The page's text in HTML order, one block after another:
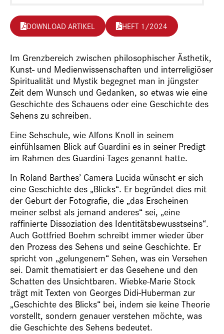
DOWNLOAD ARTIKEL HEFT 1/2024
Im Grenzbereich zwischen philosophischer Ästhetik,
Kunst- und Medienwissenschaften und interreligiöser
Spiritualität und Mystik begegnet man in jüngster
Zeit dem Wunsch und Gedanken, so etwas wie eine
Geschichte des Schauens oder eine Geschichte des
Sehens zu schreiben.
Eine Sehschule, wie Alfons Knoll in seinem
einfühlsamen Blick auf Guardini es in seiner Predigt
im Rahmen des Guardini-Tages genannt hatte.
In Roland Barthes’ Camera Lucida wünscht er sich
eine Geschichte des „Blicks“. Er begründet dies mit
der Geburt der Fotografie, die „das Erscheinen
meiner selbst als jemand anderes“ sei, „eine
raffinierte Dissoziation des Identitätsbewusstseins“.
Auch Gottfried Boehm schreibt immer wieder über
den Prozess des Sehens und seine Geschichte. Er
spricht von „gelungenem“ Sehen, was ein Versehen
sei. Damit thematisiert er das Gesehene und den
Schatten des Unsichtbaren. Wiebke-Marie Stock
trägt mit Texten von Georges Didi-Huberman zur
„Geschichte des Blicks“ bei, indem sie keine Theorie
vorstellt, sondern genauer verstehen möchte, was
die Geschichte des Sehens bedeutet.